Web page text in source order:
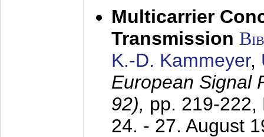
Multicarrier
Transmission
K.-D. Kammeyer,
European Signal
92), pp. 219-222,
24. - 27. August